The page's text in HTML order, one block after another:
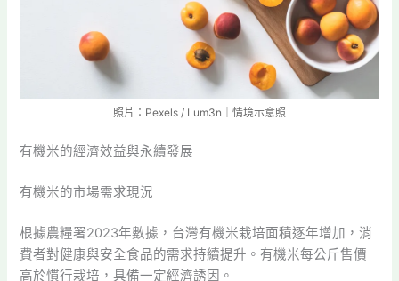
照片：Pexels / Lum3n｜情境示意照
有機米的經濟效益與永續發展
有機米的市場需求現況
根據農糧署2023年數據，台灣有機米栽培面積逐年增加，消
費者對健康與安全食品的需求持續提升。有機米每公斤售價
高於慣行栽培，具備一定經濟誘因。